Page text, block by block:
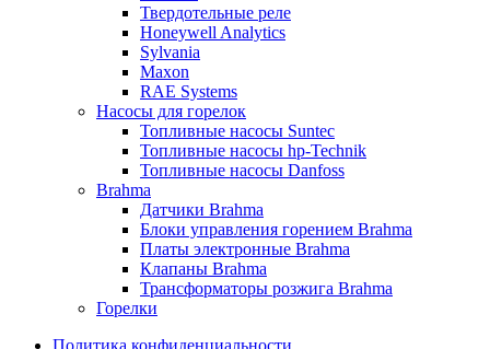
Твердотельные реле
Honeywell Analytics
Sylvania
Maxon
RAE Systems
Насосы для горелок
Топливные насосы Suntec
Топливные насосы hp-Technik
Топливные насосы Danfoss
Brahma
Датчики Brahma
Блоки управления горением Brahma
Платы электронные Brahma
Клапаны Brahma
Трансформаторы розжига Brahma
Горелки
Политика конфиденциальности